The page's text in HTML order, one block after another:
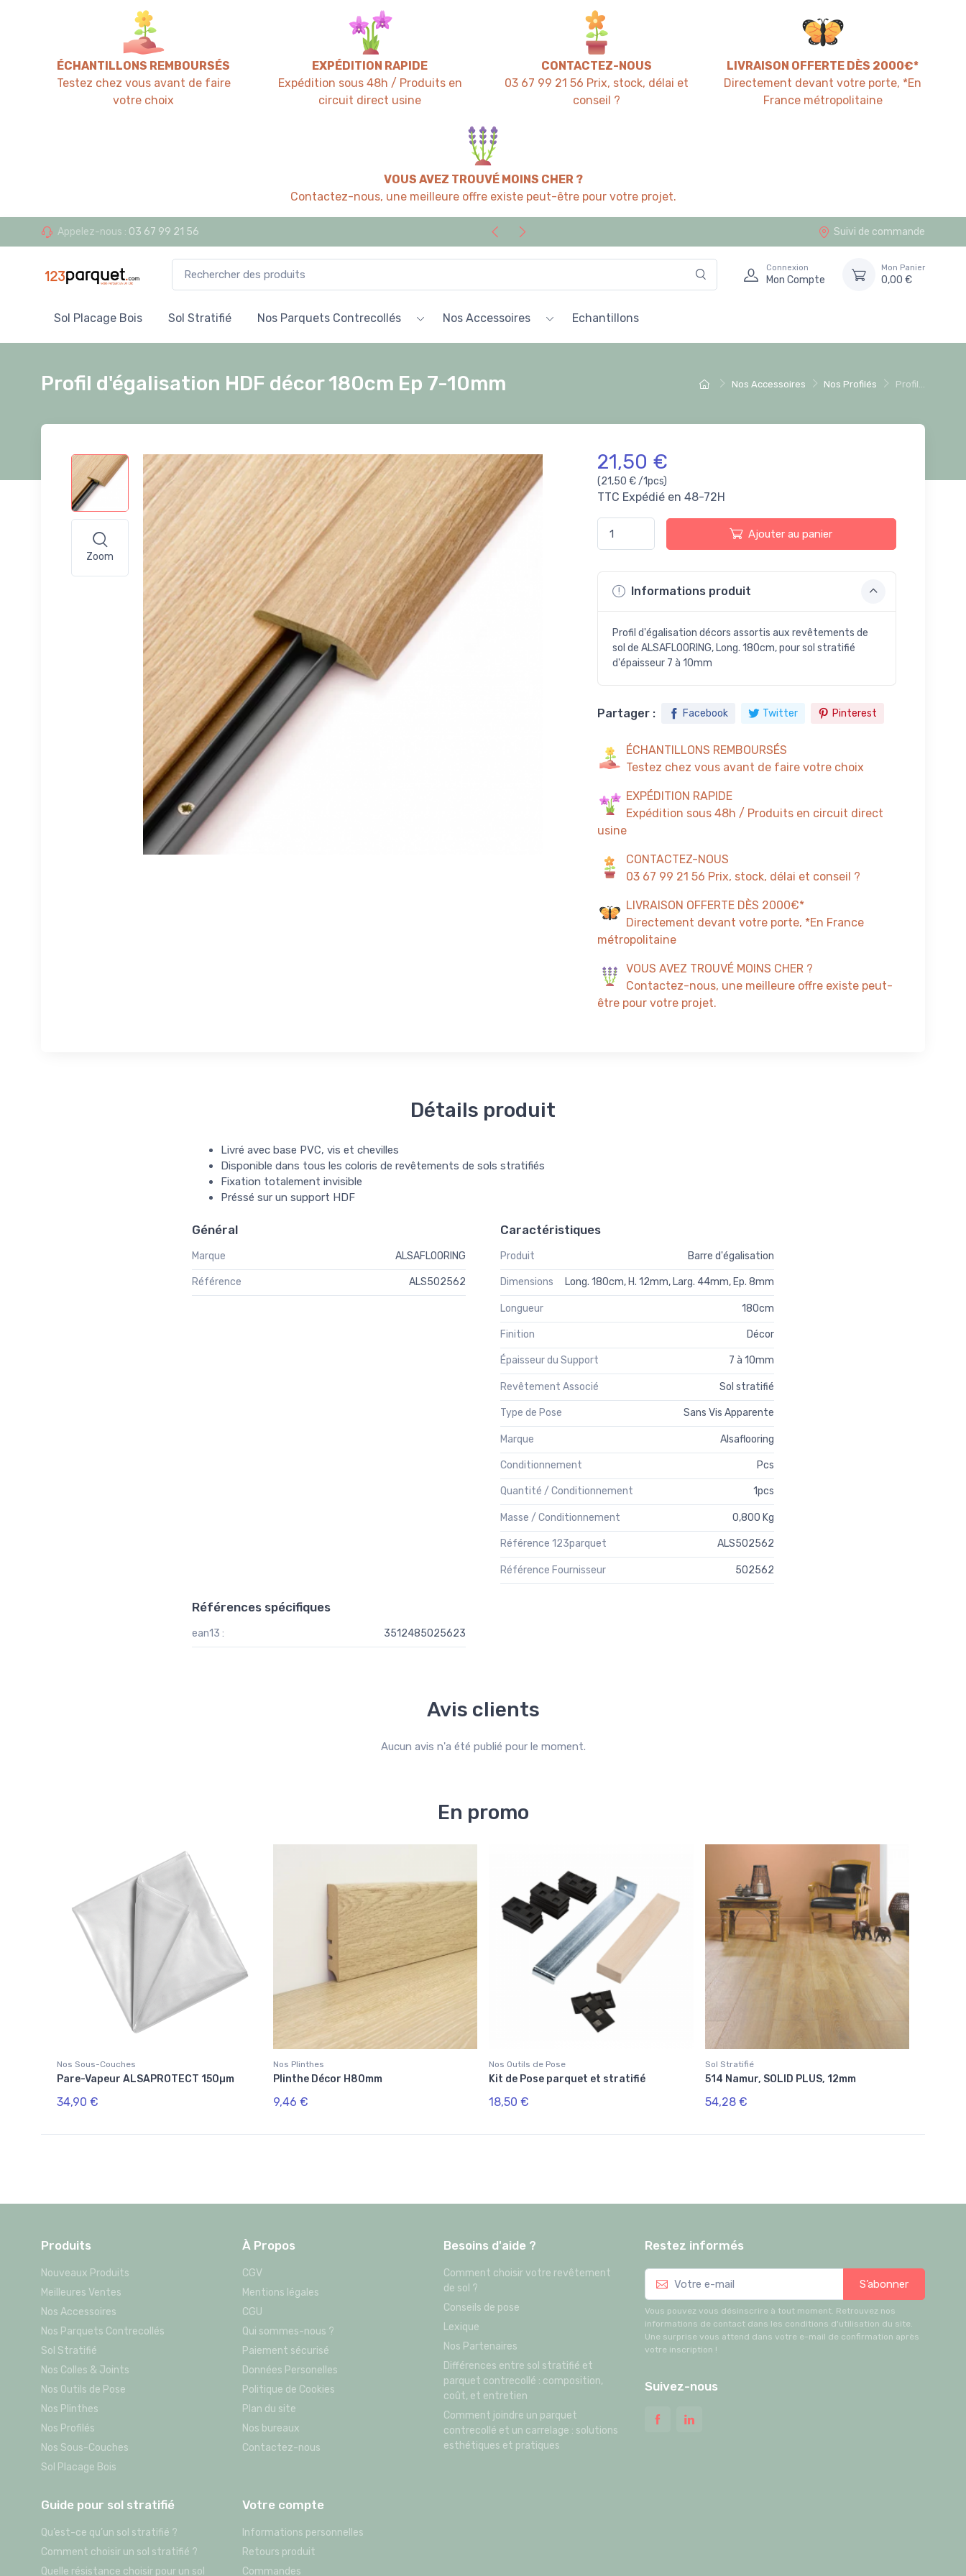
ÉCHANTILLONS REMBOURSÉS
Testez chez vous avant de faire
votre choix
EXPÉDITION RAPIDE
Expédition sous 48h / Produits en
circuit direct usine
CONTACTEZ-NOUS
03 67 99 21 56 Prix, stock, délai et
conseil ?
LIVRAISON OFFERTE DÈS 2000€*
Directement devant votre porte, *En
France métropolitaine
VOUS AVEZ TROUVÉ MOINS CHER ?
Contactez-nous, une meilleure offre existe peut-être pour votre projet.
Appelez-nous : 03 67 99 21 56 Suivi de commande
Connexion
Mon Compte
Mon Panier
0,00 €
Sol Placage Bois Sol Stratifié Nos Parquets Contrecollés Nos Accessoires Echantillons
Nos Accessoires Nos Profilés Profil...
Profil d'égalisation HDF décor 180cm Ep 7-10mm
Zoom
21,50 €
(21,50 € /1pcs)
TTC Expédié en 48-72H
Ajouter au panier
Informations produit
Profil d'égalisation décors assortis aux revêtements de
sol de ALSAFLOORING, Long. 180cm, pour sol stratifié
d'épaisseur 7 à 10mm
Partager : Facebook Twitter Pinterest
ÉCHANTILLONS REMBOURSÉS
Testez chez vous avant de faire votre choix
EXPÉDITION RAPIDE
Expédition sous 48h / Produits en circuit direct
usine
CONTACTEZ-NOUS
03 67 99 21 56 Prix, stock, délai et conseil ?
LIVRAISON OFFERTE DÈS 2000€*
Directement devant votre porte, *En France
métropolitaine
VOUS AVEZ TROUVÉ MOINS CHER ?
Contactez-nous, une meilleure offre existe peut-
être pour votre projet.
Détails produit
Livré avec base PVC, vis et chevilles
Disponible dans tous les coloris de revêtements de sols stratifiés
Fixation totalement invisible
Préssé sur un support HDF
Général
Marque ALSAFLOORING
Référence ALS502562
Caractéristiques
Produit Barre d'égalisation
Dimensions Long. 180cm, H. 12mm, Larg. 44mm, Ep. 8mm
Longueur 180cm
Finition Décor
Épaisseur du Support 7 à 10mm
Revêtement Associé Sol stratifié
Type de Pose Sans Vis Apparente
Marque Alsaflooring
Conditionnement Pcs
Quantité / Conditionnement 1pcs
Masse / Conditionnement 0,800 Kg
Référence 123parquet ALS502562
Référence Fournisseur 502562
Références spécifiques
ean13 : 3512485025623
Avis clients
Aucun avis n'a été publié pour le moment.
En promo
Nos Sous-Couches
Pare-Vapeur ALSAPROTECT 150µm
34,90 €
Nos Plinthes
Plinthe Décor H80mm
9,46 €
Nos Outils de Pose
Kit de Pose parquet et stratifié
18,50 €
Sol Stratifié
514 Namur, SOLID PLUS, 12mm
54,28 €
Produits
Nouveaux Produits
Meilleures Ventes
Nos Accessoires
Nos Parquets Contrecollés
Sol Stratifié
Nos Colles & Joints
Nos Outils de Pose
Nos Plinthes
Nos Profilés
Nos Sous-Couches
Sol Placage Bois
À Propos
CGV
Mentions légales
CGU
Qui sommes-nous ?
Paiement sécurisé
Données Personelles
Politique de Cookies
Plan du site
Nos bureaux
Contactez-nous
Besoins d'aide ?
Comment choisir votre revêtement
de sol ?
Conseils de pose
Lexique
Nos Partenaires
Différences entre sol stratifié et
parquet contrecollé : composition,
coût, et entretien
Comment joindre un parquet
contrecollé et un carrelage : solutions
esthétiques et pratiques
Guide pour sol stratifié
Qu’est-ce qu’un sol stratifié ?
Comment choisir un sol stratifié ?
Quelle résistance choisir pour un sol
Votre compte
Informations personnelles
Retours produit
Commandes
Restez informés
S’abonner
Vous pouvez vous désinscrire à tout moment. Retrouvez nos
informations de contact dans les conditions d'utilisation du site.
Une surprise vous attend dans votre e-mail de confirmation après
votre inscription !
Suivez-nous